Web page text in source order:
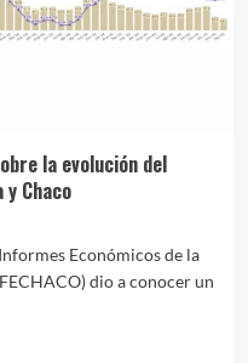
la evolución del
Chaco
Económicos de la
dio a conocer un